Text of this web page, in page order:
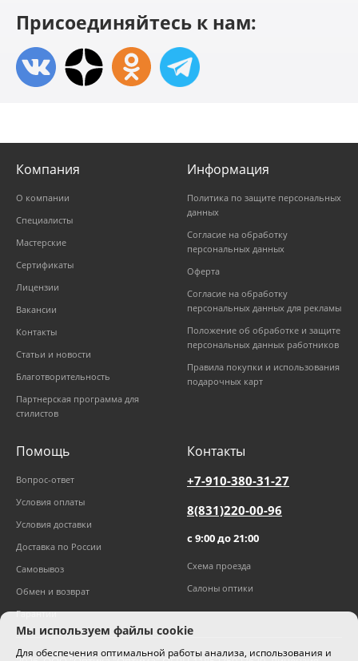
Присоединяйтесь к нам:
Компания
О компании
Специалисты
Мастерские
Сертификаты
Лицензии
Вакансии
Контакты
Статьи и новости
Благотворительность
Партнерская программа для
стилистов
Информация
Политика по защите персональных
данных
Согласие на обработку
персональных данных
Оферта
Согласие на обработку
персональных данных для рекламы
Положение об обработке и защите
персональных данных работников
Правила покупки и использования
подарочных карт
Помощь
Вопрос-ответ
Условия оплаты
Условия доставки
Доставка по России
Самовывоз
Обмен и возврат
Гарантии
Контакты
+7-910-380-31-27
8(831)220-00-96
с 9:00 до 21:00
Схема проезда
Салоны оптики
Мы используем файлы cookie
Для обеспечения оптимальной работы анализа, использования и